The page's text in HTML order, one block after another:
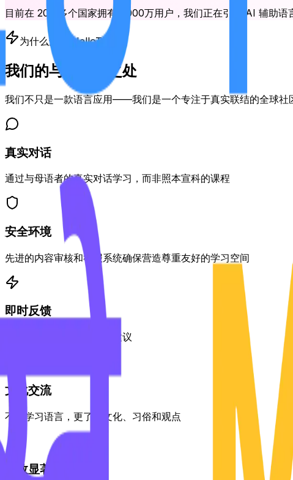
目前在 200 多个国家拥有 7000万用户，我们正在引领 AI 辅助语
为什么选择 HelloTalk
我们的与众不同之处
我们不只是一款语言应用——我们是一个专注于真实联结的全球社
真实对话
通过与母语者的真实对话学习，而非照本宣科的课程
安全环境
先进的内容审核和举报系统确保营造尊重友好的学习空间
即时反馈
实时获得母语者的纠正和建议
文化交流
不仅学习语言，更了解文化、习俗和观点
成效显著